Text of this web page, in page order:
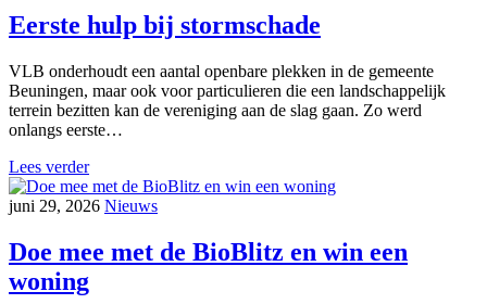
Eerste hulp bij stormschade
VLB onderhoudt een aantal openbare plekken in de gemeente
Beuningen, maar ook voor particulieren die een landschappelijk
terrein bezitten kan de vereniging aan de slag gaan. Zo werd
onlangs eerste…
Lees verder
juni 29, 2026 Nieuws
Doe mee met de BioBlitz en win een
woning